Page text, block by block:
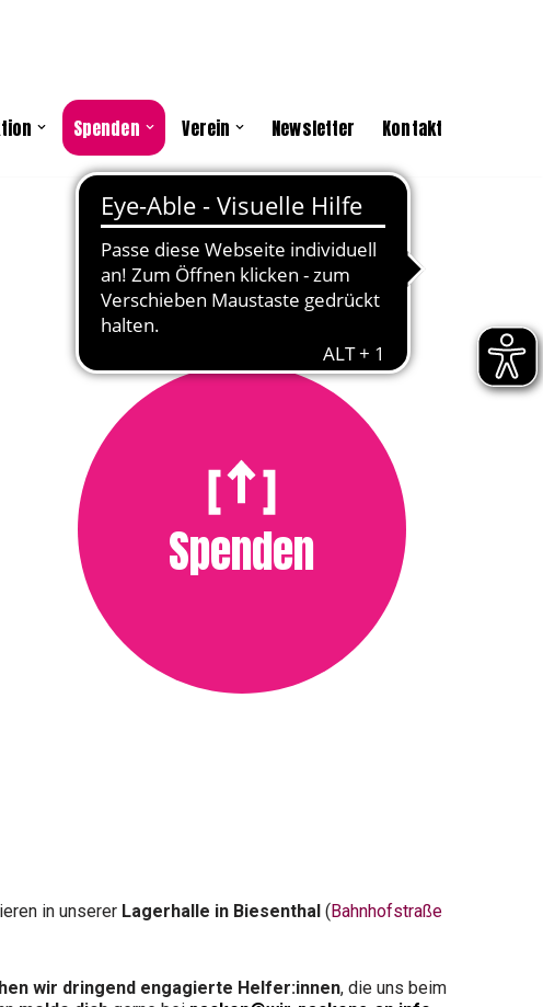
Spenden Verein Newsletter Kontakt
Spenden
in unserer Lagerhalle in Biesenthal (Bahnhofstraße
wir dringend engagierte Helfer:innen, die uns beim